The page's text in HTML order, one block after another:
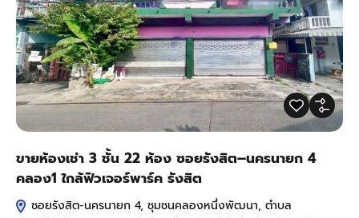
ขายห้องเช่า 3 ชั้น 22 ห้อง ซอยรังสิต–นครนายก 4
คลอง1 ใกล้ฟิวเจอร์พาร์ค รังสิต
ซอยรังสิต-นครนายก 4, ชุมชนคลองหนึ่งพัฒนา, ตำบล